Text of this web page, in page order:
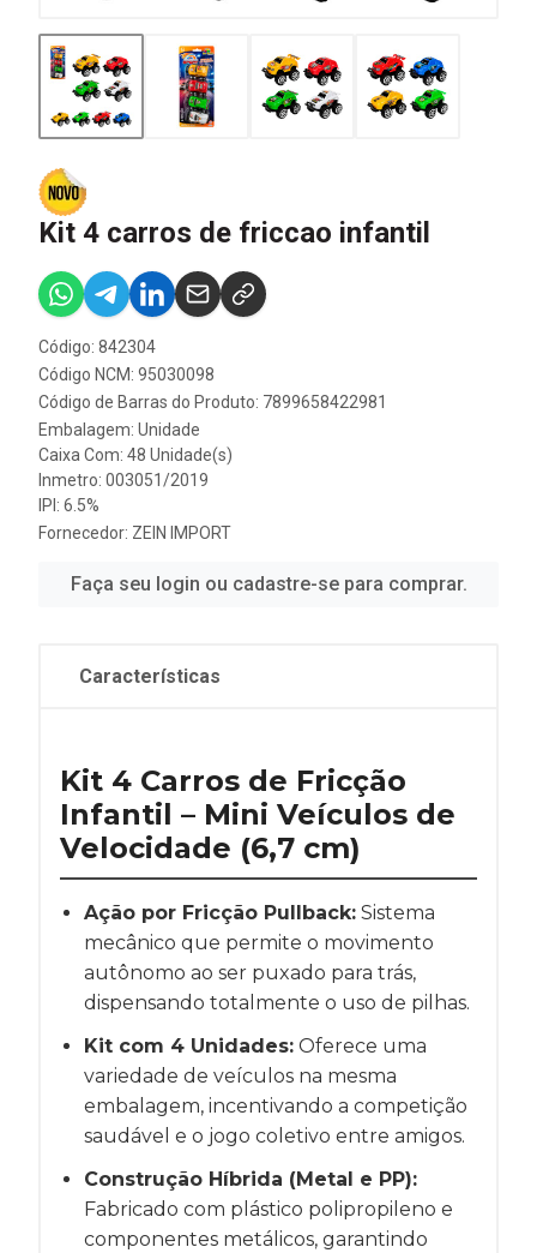
Kit 4 carros de friccao infantil
Código: 842304
Código NCM: 95030098
Código de Barras do Produto: 7899658422981
Embalagem: Unidade
Caixa Com: 48 Unidade(s)
Inmetro: 003051/2019
IPI: 6.5%
Fornecedor: ZEIN IMPORT
Faça seu login ou cadastre-se para comprar.
Características
Kit 4 Carros de Fricção
Infantil – Mini Veículos de
Velocidade (6,7 cm)
Ação por Fricção Pullback: Sistema
mecânico que permite o movimento
autônomo ao ser puxado para trás,
dispensando totalmente o uso de pilhas.
Kit com 4 Unidades: Oferece uma
variedade de veículos na mesma
embalagem, incentivando a competição
saudável e o jogo coletivo entre amigos.
Construção Híbrida (Metal e PP):
Fabricado com plástico polipropileno e
componentes metálicos, garantindo